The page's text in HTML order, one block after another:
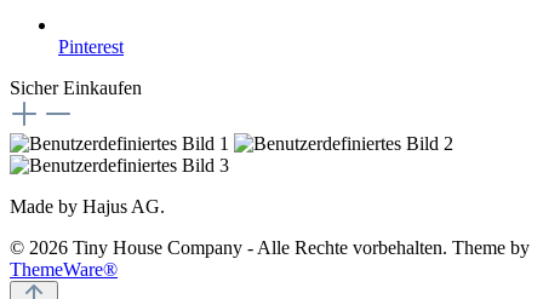
Pinterest
Sicher Einkaufen
Made by Hajus AG.
© 2026 Tiny House Company - Alle Rechte vorbehalten. Theme by
ThemeWare®